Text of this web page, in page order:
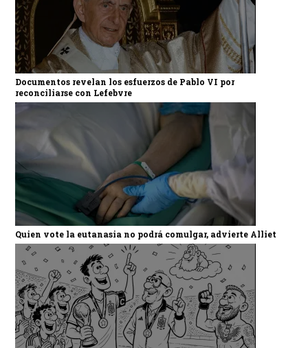
Documentos revelan los esfuerzos de Pablo VI por
reconciliarse con Lefebvre
Quien vote la eutanasia no podrá comulgar, advierte Alliet